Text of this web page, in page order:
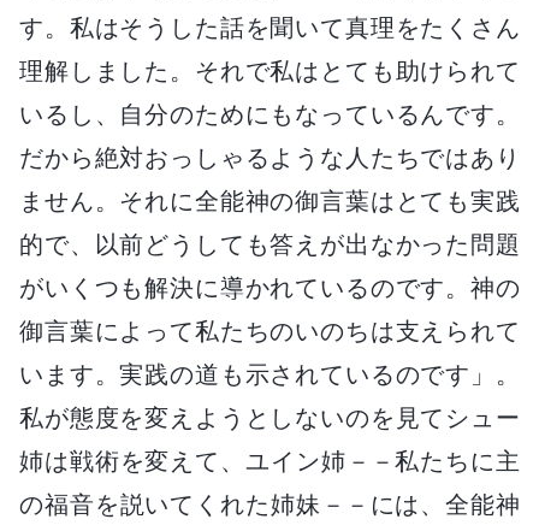
す。私はそうした話を聞いて真理をたくさん
理解しました。それで私はとても助けられて
いるし、自分のためにもなっているんです。
だから絶対おっしゃるような人たちではあり
ません。それに全能神の御言葉はとても実践
的で、以前どうしても答えが出なかった問題
がいくつも解決に導かれているのです。神の
御言葉によって私たちのいのちは支えられて
います。実践の道も示されているのです」。
私が態度を変えようとしないのを見てシュー
姉は戦術を変えて、ユイン姉－－私たちに主
の福音を説いてくれた姉妹－－には、全能神